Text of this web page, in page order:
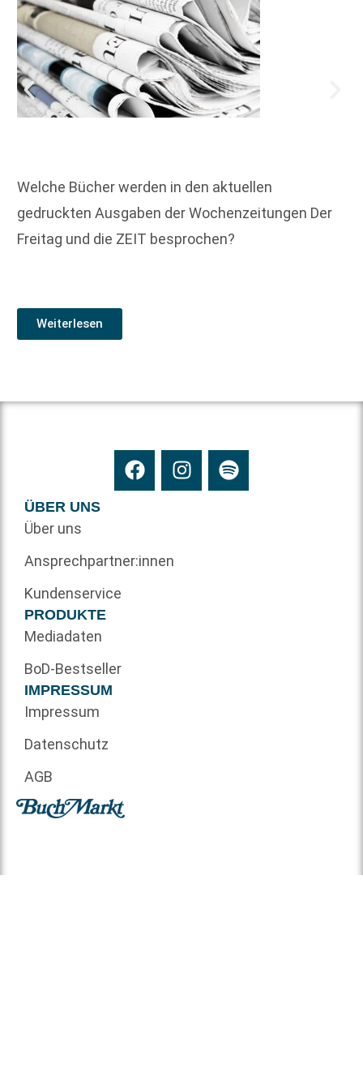
Welche Bücher werden in den aktuellen
gedruckten Ausgaben der Wochenzeitungen Der
Freitag und die ZEIT besprochen?
Weiterlesen
ÜBER UNS
Über uns
Ansprechpartner:innen
Kundenservice
PRODUKTE
Mediadaten
BoD-Bestseller
IMPRESSUM
Impressum
Datenschutz
AGB